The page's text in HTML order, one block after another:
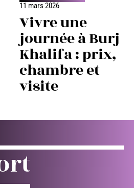
11 mars 2026
Vivre une
journée à Burj
Khalifa : prix,
chambre et
visite